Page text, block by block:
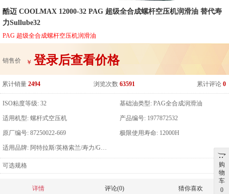
酷迈 COOLMAX 12000-32 PAG 超级全合成螺杆空压机润滑油 替代寿
力Sullube32
PAG 超级全合成螺杆空压机润滑油
销售价 ￥ 登录后查看价格
累计销量 2494 浏览次数 63591 累计评论 0
ISO粘度等级: 32 基础油类型: PAG全合成润滑油
适用机型: 螺杆式空压机 产品编号: 1977872532
原厂编号: 87250022-669 极限使用寿命: 12000H
适用品牌: 阿特拉斯/英格索兰/寿力/GD/凯撒/康普艾
可选规格
详情 评论(0) 猜你喜欢
购
物
车
0